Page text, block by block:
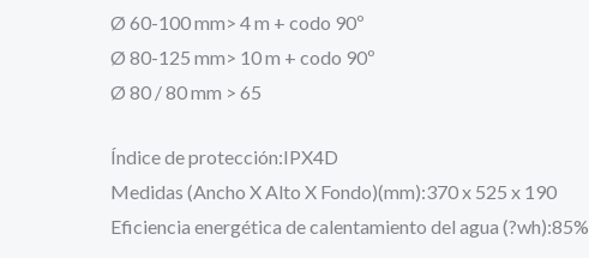
Ø 60-100 mm> 4 m + codo 90º
Ø 80-125 mm> 10 m + codo 90º
Ø 80 / 80 mm > 65
Índice de protección:IPX4D
Medidas (Ancho X Alto X Fondo)(mm):370 x 525 x 190
Eficiencia energética de calentamiento del agua (?wh):85%